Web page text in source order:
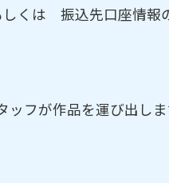
くは 振込先口座情報
フが作品を運び出しま